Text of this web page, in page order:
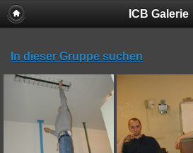
ICB Galerie
In dieser Gruppe suchen